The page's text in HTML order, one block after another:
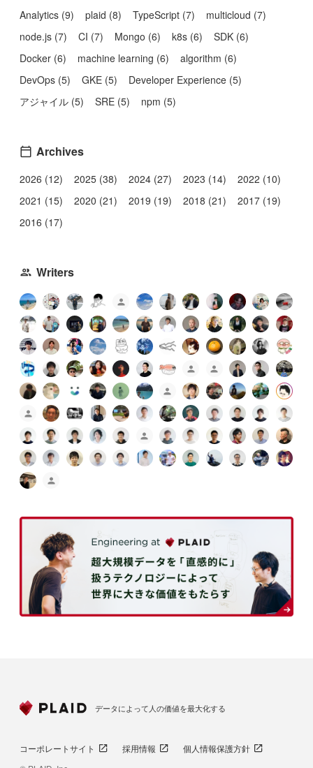
Analytics (9) plaid (8) TypeScript (7) multicloud (7)
node.js (7) CI (7) Mongo (6) k8s (6) SDK (6)
Docker (6) machine learning (6) algorithm (6)
DevOps (5) GKE (5) Developer Experience (5)
アジャイル (5) SRE (5) npm (5)
Archives
2026 (12) 2025 (38) 2024 (27) 2023 (14)
2022 (10)
2021 (15)
2020 (21) 2019 (19) 2018 (21)
2017 (19)
2016 (17)
Writers
データによって人の価値を最大化する
コーポレートサイト 採用情報
個人情報保護方針